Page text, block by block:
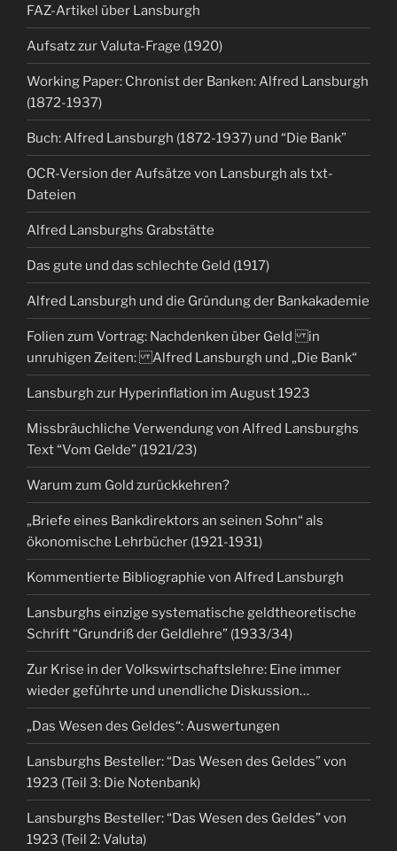
FAZ-Artikel über Lansburgh
Aufsatz zur Valuta-Frage (1920)
Working Paper: Chronist der Banken: Alfred Lansburgh
(1872-1937)
Buch: Alfred Lansburgh (1872-1937) und “Die Bank”
OCR-Version der Aufsätze von Lansburgh als txt-
Dateien
Alfred Lansburghs Grabstätte
Das gute und das schlechte Geld (1917)
Alfred Lansburgh und die Gründung der Bankakademie
Folien zum Vortrag: Nachdenken über Geld in
unruhigen Zeiten: Alfred Lansburgh und „Die Bank“
Lansburgh zur Hyperinflation im August 1923
Missbräuchliche Verwendung von Alfred Lansburghs
Text “Vom Gelde” (1921/23)
Warum zum Gold zurückkehren?
„Briefe eines Bankdirektors an seinen Sohn“ als
ökonomische Lehrbücher (1921-1931)
Kommentierte Bibliographie von Alfred Lansburgh
Lansburghs einzige systematische geldtheoretische
Schrift “Grundriß der Geldlehre” (1933/34)
Zur Krise in der Volkswirtschaftslehre: Eine immer
wieder geführte und unendliche Diskussion…
„Das Wesen des Geldes“: Auswertungen
Lansburghs Besteller: “Das Wesen des Geldes” von
1923 (Teil 3: Die Notenbank)
Lansburghs Besteller: “Das Wesen des Geldes” von
1923 (Teil 2: Valuta)